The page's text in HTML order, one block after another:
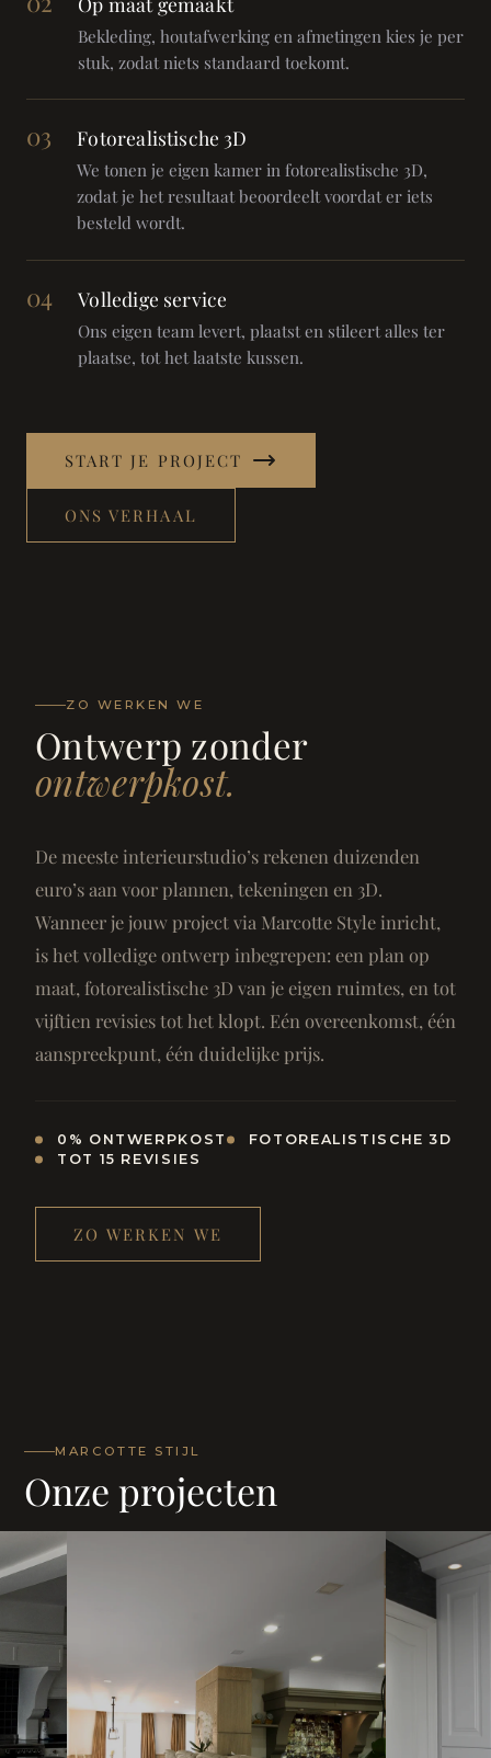
Bekleding, houtafwerking en afmetingen kies je per
stuk, zodat niets standaard toekomt.
03 Fotorealistische 3D
We tonen je eigen kamer in fotorealistische 3D,
zodat je het resultaat beoordeelt voordat er iets
besteld wordt.
04 Volledige service
Ons eigen team levert, plaatst en stileert alles ter
plaatse, tot het laatste kussen.
START JE PROJECT
ONS VERHAAL
ZO WERKEN WE
Ontwerp zonder
ontwerpkost.
De meeste interieurstudio’s rekenen duizenden
euro’s aan voor plannen, tekeningen en 3D.
Wanneer je jouw project via Marcotte Style inricht,
is het volledige ontwerp inbegrepen: een plan op
maat, fotorealistische 3D van je eigen ruimtes, en tot
vijftien revisies tot het klopt. Eén overeenkomst, één
aanspreekpunt, één duidelijke prijs.
0% ONTWERPKOST
FOTOREALISTISCHE 3D
TOT 15 REVISIES
ZO WERKEN WE
MARCOTTE STIJL
Onze projecten